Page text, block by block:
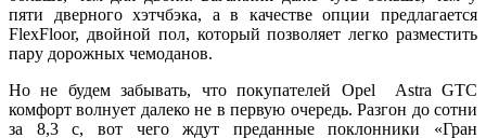
пяти дверного хэтчбэка, а в качестве опции предлагается
FlexFloor, двойной пол, который позволяет легко разместить
пару дорожных чемоданов.
Но не будем забывать, что покупателей Opel Astra GTC
комфорт волнует далеко не в первую очередь. Разгон до сотни
за 8,3 с, вот чего ждут преданные поклонники «Гран